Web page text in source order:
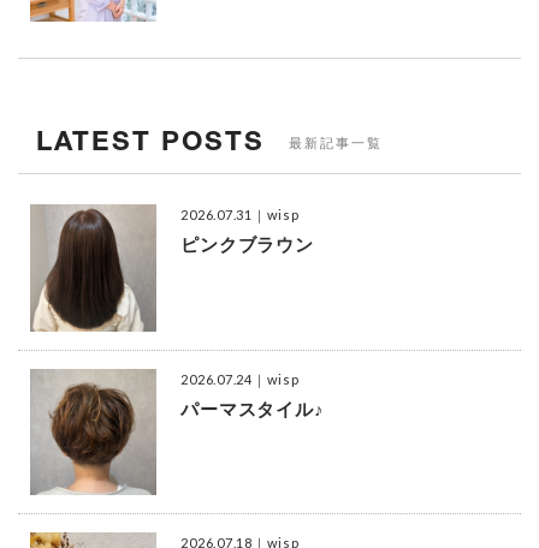
LATEST POSTS 最新記事一覧
2026.07.31 ｜wisp
ピンクブラウン
2026.07.24 ｜wisp
パーマスタイル♪
2026.07.18 ｜wisp